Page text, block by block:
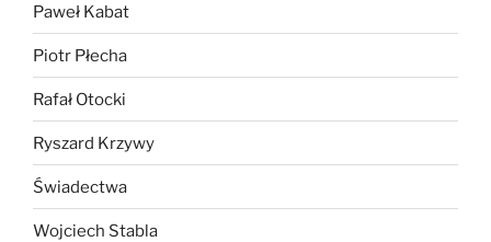
Paweł Kabat
Piotr Płecha
Rafał Otocki
Ryszard Krzywy
Świadectwa
Wojciech Stabla